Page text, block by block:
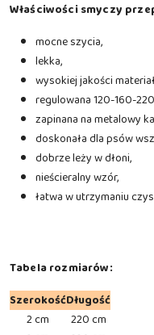
Właściwości smyczy
mocne szycia,
lekka,
wysokiej jakości
regulowana 120-160-
zapinana na metalowy
doskonała dla psów
dobrze leży w dłoni,
nieścieralny wzór,
łatwa w utrzymaniu
Tabela rozmiarów:
SzerokośćDługość
2 cm
220 cm